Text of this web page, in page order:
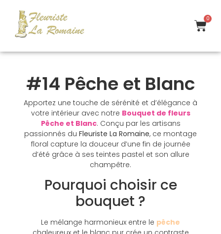
0
#14 Pêche et Blanc
Apportez une touche de sérénité et d’élégance à
votre intérieur avec notre Bouquet de fleurs
Pêche et Blanc. Conçu par les artisans
passionnés du Fleuriste La Romaine, ce montage
floral capture la douceur d’une fin de journée
d’été grâce à ses teintes pastel et son allure
champêtre.
Pourquoi choisir ce
bouquet ?
Le mélange harmonieux entre le pêche